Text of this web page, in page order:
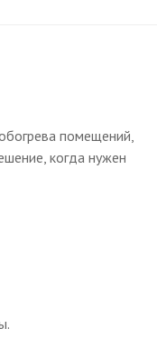
помещений,
когда нужен